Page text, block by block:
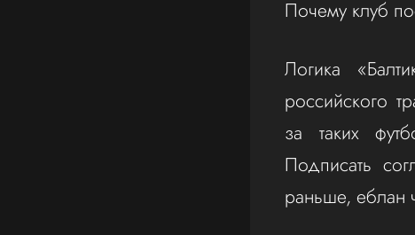
Почему клуб
Логика
российского
за таких
Подписать
раньше, еблан